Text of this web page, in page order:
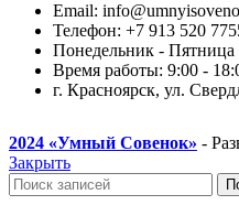
Email:
Телефон: +7 913 520
Понедельник - Пятница
Время работы: 9:00 -
г. Красноярск, ул.
2024 «Умный Совенок» -
Закрыть